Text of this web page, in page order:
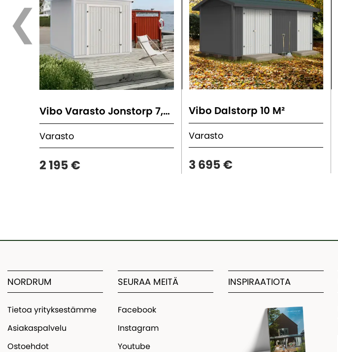
Vibo Varasto Jonstorp 7,5 M²
Varasto
2 195 €
Vibo Dalstorp 10 M²
Varasto
3 695 €
NORDRUM
Tietoa yrityksestämme
Asiakaspalvelu
Ostoehdot
SEURAA MEITÄ
Facebook
Instagram
Youtube
INSPIRAATIOTA